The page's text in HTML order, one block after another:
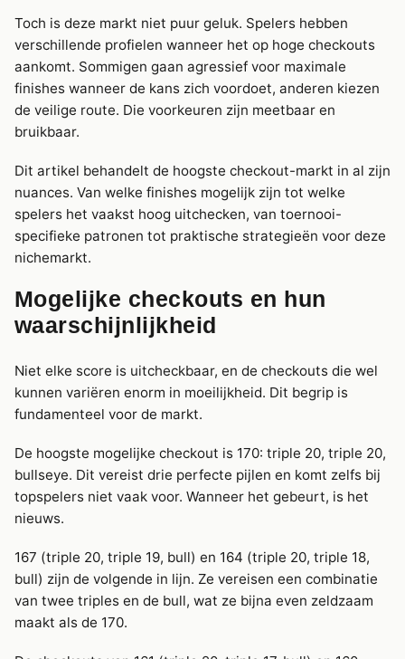
Toch is deze markt niet puur geluk. Spelers hebben
verschillende profielen wanneer het op hoge checkouts
aankomt. Sommigen gaan agressief voor maximale
finishes wanneer de kans zich voordoet, anderen kiezen
de veilige route. Die voorkeuren zijn meetbaar en
bruikbaar.
Dit artikel behandelt de hoogste checkout-markt in al zijn
nuances. Van welke finishes mogelijk zijn tot welke
spelers het vaakst hoog uitchecken, van toernooi-
specifieke patronen tot praktische strategieën voor deze
nichemarkt.
Mogelijke checkouts en hun
waarschijnlijkheid
Niet elke score is uitcheckbaar, en de checkouts die wel
kunnen variëren enorm in moeilijkheid. Dit begrip is
fundamenteel voor de markt.
De hoogste mogelijke checkout is 170: triple 20, triple 20,
bullseye. Dit vereist drie perfecte pijlen en komt zelfs bij
topspelers niet vaak voor. Wanneer het gebeurt, is het
nieuws.
167 (triple 20, triple 19, bull) en 164 (triple 20, triple 18,
bull) zijn de volgende in lijn. Ze vereisen een combinatie
van twee triples en de bull, wat ze bijna even zeldzaam
maakt als de 170.